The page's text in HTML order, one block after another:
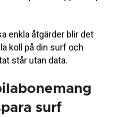
enkla åtgärder blir det
koll på din surf och
står utan data.
surf